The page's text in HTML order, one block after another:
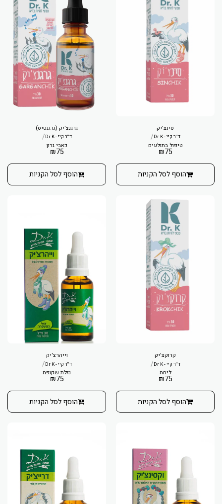
סינצ'יק
ד''ר קיי - Dr K /
טיפול בתולעים
₪75
הוסף לסל הקניות
גרגנצ'יק (גרגנטיס)
ד''ר קיי - Dr K /
כאבי גרון
₪75
הוסף לסל הקניות
קרוקצ'יק
ד''ר קיי - Dr K /
ליחה
₪75
הוסף לסל הקניות
וייהרצ'יק
ד''ר קיי - Dr K /
נזלת שקופה
₪75
הוסף לסל הקניות